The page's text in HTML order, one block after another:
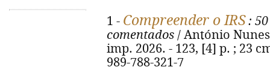
1 - Compreender o IRS: 50
comentados / António
imp. 2026. - 123, [4] p. ; 23
989-788-321-7